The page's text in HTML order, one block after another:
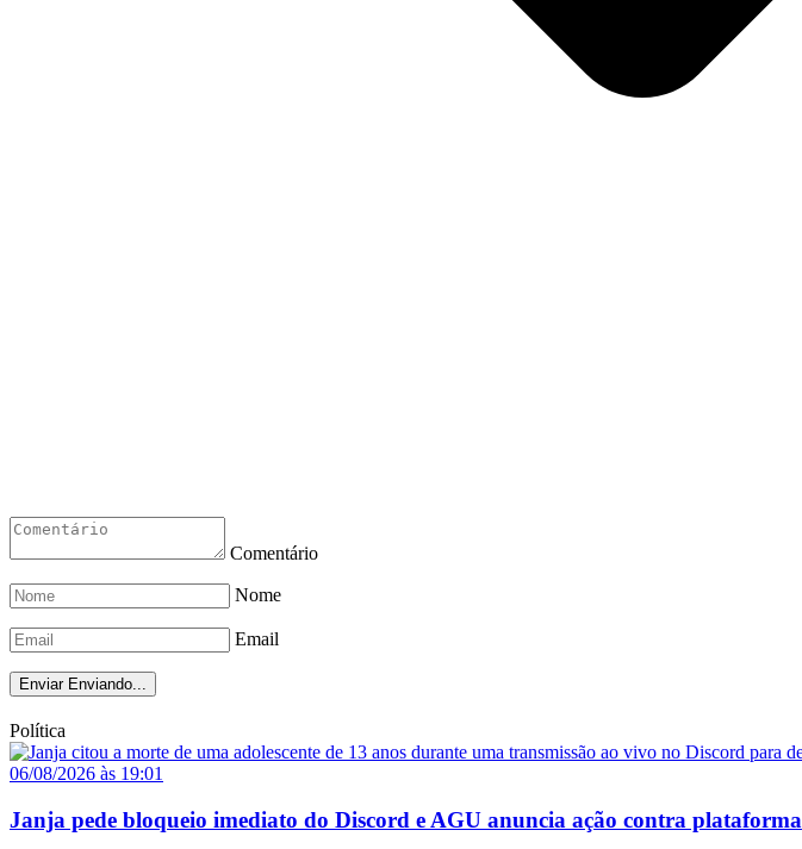
Comentário
Nome
Email
Enviar Enviando...
Política
06/08/2026 às 19:01
Janja pede bloqueio imediato do Discord e AGU anuncia ação contra plataforma